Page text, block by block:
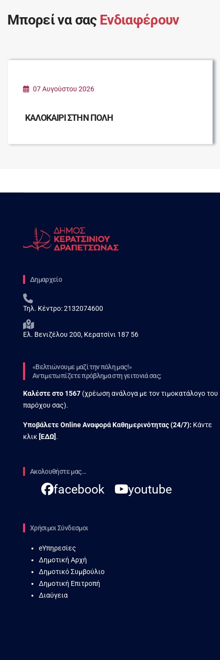
Μπορεί να σας Ενδιαφέρουν
07 Αυγούστου 2026
ΚΑΛΟΚΑΙΡΙ ΣΤΗΝ ΠΟΛΗ
Δημαρχείο
Τηλ. Κέντρο:2132074600
Ελ. Βενιζέλου 200, Κερατσίνι 187 56
«Βελτιώνουμε μαζί την πόλη μας!»
Αντιμετωπίζετε πρόβλημα στη γειτονιά σας;
Καλέστε στο 1567 (χρέωση ανάλογα με τον τιμοκατάλογο του
παρόχου σας).
Υποβάλετε Online Αναφορά Kαθημερινότητας (24/7): Κάντε
κλικ [ΕΔΩ] .
Ακολουθήστε μας...
facebook youtube
Χρήσιμοι Σύνδεσμοι
eΥπηρεσίες
Δημοτική Αρχή
Δημοτικό Συμβούλιο
Δημοτική Επιτροπή
Διαύγεια